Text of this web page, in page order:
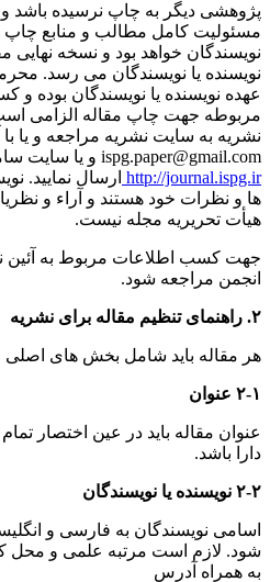
پژوهشی دیگر به چاپ نرسیده باشد
مسئولیت کامل مطالب و منابع چاپ
نویسندگان خواهد بود و نسخه نهایی
نویسنده یا نویسندگان می رسد.
عهده نویسنده یا نویسندگان بوده و
مربوطه جهت چاپ مقاله الزامی
نشریه به سایت نشریه مراجعه و یا
ispg.paper@gmail.com و یا سایت سامانه نشریه
http://journal.ispg.ir ارسال نمایید.
ها و نظرات خود هستند و آراء و
هیأت تحریریه مجله نیست.
جهت کسب اطلاعات مربوط به آئین
انجمن مراجعه شود.
۲. راهنمای تنظیم مقاله برای نشریه
هر مقاله باید شامل بخش های اصلی
۲-۱ عنوان
عنوان مقاله باید در عین اختصار
دارا باشد.
۲-۲ نویسنده یا نویسندگان
اسامی نویسندگان به فارسی و
شود. لازم است مرتبه علمی و محل
به همراه آدرس